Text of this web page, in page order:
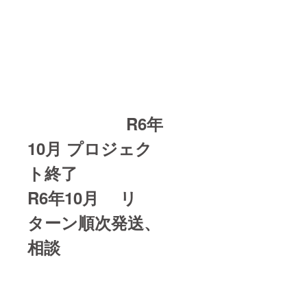
R6年
10月 プロジェク
ト終了
R6年10月 リ
ターン順次発送、
相談